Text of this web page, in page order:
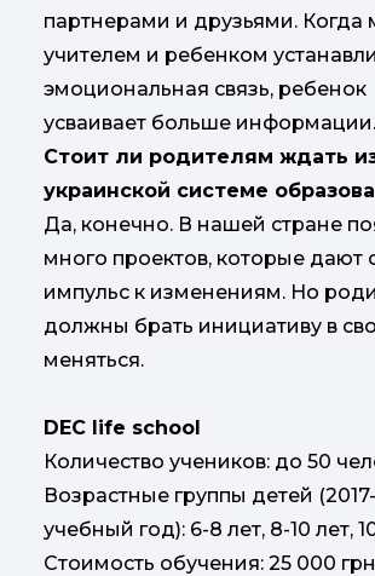
партнерами и друзьями. Когда
учителем и ребенком
эмоциональная связь, ребенок
усваивает больше информации.
Стоит ли родителям ждать
украинской системе
Да, конечно. В нашей стране
много проектов, которые дают
импульс к изменениям. Но
должны брать инициативу в
меняться.
DEC life school
Количество учеников: до 50
Возрастные группы детей
учебный год): 6-8 лет, 8-10 лет,
Стоимость обучения: 25 000